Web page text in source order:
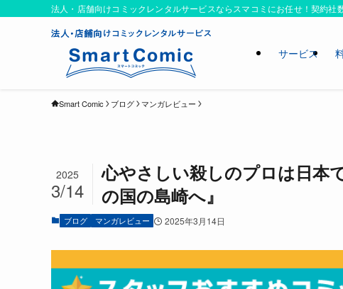
法人・店舗向けコミックレンタルサービスならスマコミにお任せ！契約社
サービス
Smart Comic ブログ マンガレビュー
心やさしい殺しのプロは日本
の国の島崎へ』
2025
3/14
ブログ マンガレビュー 2025年3月14日